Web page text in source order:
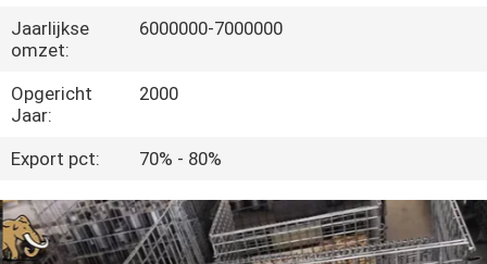
KWALITEITSCONTROLE
CONTACTEER
ONS
NIEUWS
Jaarlijkse
omzet:
6000000-7000000
Opgericht
Jaar:
2000
Export pct: 70% - 80%